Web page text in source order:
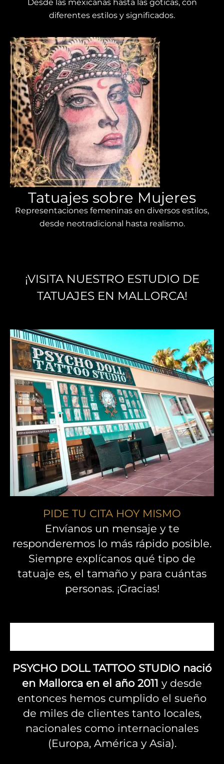
Desde las mexicanas hasta las góticas, con
diferentes estilos y significados.
Tatuajes sobre Mujeres
Representaciones femeninas en diversos estilos,
desde neotradicional hasta realismo.
¡VISITA NUESTRO ESTUDIO DE
TATUAJES EN MALLORCA!
PIDE TU CITA HOY MISMO
Envíanos un mensaje y te
responderemos lo más rápido posible.
Siempre explícanos qué tipo de
tatuaje es, el tamaño y para cuántas
personas. ¡Gracias!
PSYCHO DOLL TATTOO STUDIO nació
en Mallorca en el año 2011 y desde
entonces hemos cumplido el sueño
de miles de clientes tanto locales,
nacionales como internacionales
(Europa, América y Asia).